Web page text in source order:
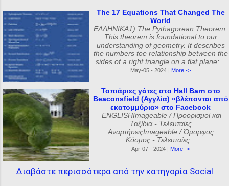
The 17 Equations That Changed The
World
ΕΛΛΗΝΙΚΑ1) The Pythagorean Theorem:
This theorem is foundational to our
understanding of geometry. It describes
the numbers toe relationship between the
sides of a right triangle on a flat plane:...
May-05 - 2024 | More ->
Τοπιάριες γάτες στο Hall Barn στο
Beaconsfield (Αγγλία) «βλέπονται από
εκατομμύρια» στο Facebook
ENGLISHImageable / Προορισμοί και
Ταξίδια - Τελευταίες
ΑναρτήσειςImageable / Όμορφος
Κόσμος - Τελευταίες...
Apr-07 - 2024 | More ->
Διαβάστε περισσότερα από την κατηγορία Social